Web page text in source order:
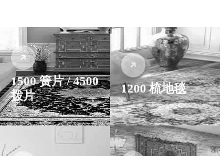
1500 簧片 / 4500
拨片
1200 梳地毯